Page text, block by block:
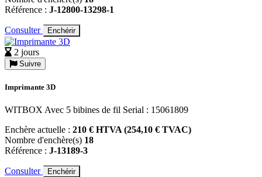
Référence : J-12800-13298-1
Consulter Enchérir
2 jours
Suivre
Imprimante 3D
WITBOX Avec 5 bibines de fil Serial : 15061809
Enchère actuelle : 210 € HTVA (254,10 € TVAC)
Nombre d'enchère(s) 18
Référence : J-13189-3
Consulter Enchérir